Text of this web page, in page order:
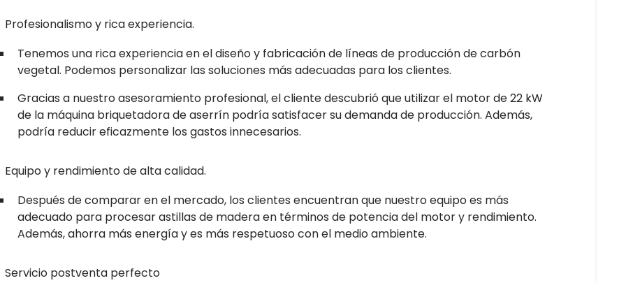
Profesionalismo y rica experiencia.
Tenemos una rica experiencia en el diseño y fabricación de líneas de producción de carbón
vegetal. Podemos personalizar las soluciones más adecuadas para los clientes.
Gracias a nuestro asesoramiento profesional, el cliente descubrió que utilizar el motor de 22 kW
de la máquina briquetadora de aserrín podría satisfacer su demanda de producción. Además,
podría reducir eficazmente los gastos innecesarios.
Equipo y rendimiento de alta calidad.
Después de comparar en el mercado, los clientes encuentran que nuestro equipo es más
adecuado para procesar astillas de madera en términos de potencia del motor y rendimiento.
Además, ahorra más energía y es más respetuoso con el medio ambiente.
Servicio postventa perfecto